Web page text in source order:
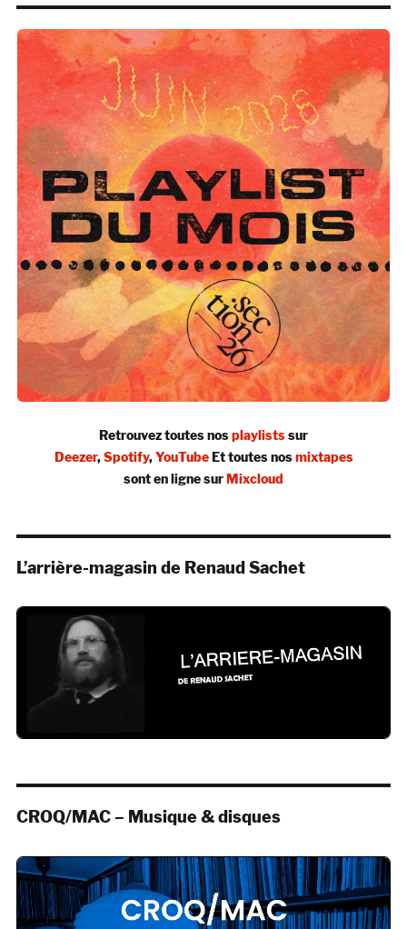
Retrouvez toutes nosplaylistssur
Deezer,Spotify,YouTubeEt toutes nosmixtapes
sont en ligne surMixcloud
L’arrière-magasin de Renaud Sachet
CROQ/MAC – Musique & disques